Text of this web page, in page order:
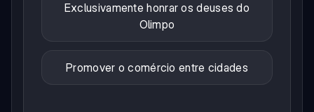
Exclusivamente honrar os deuses do
Olimpo
Promover o comércio entre cidades